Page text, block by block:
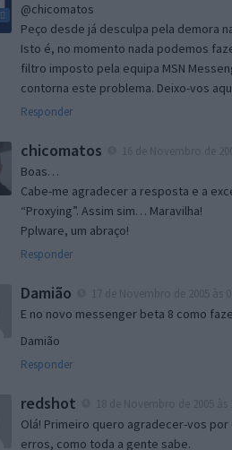
@chicomatos
Peço desde já desculpa pela demora
Isto é, no momento nada podemos
filtro imposto pela equipa MSN
contorna este problema. Deixo-vos
Responder
chicomatos
Boas…
Cabe-me agradecer a resposta e a
“Proxying”. Assim sim… Maravilha!
Pplware, um abraço!
Responder
Damião
E no novo messenger beta 8 como
Damião
Responder
redshot
Olá! Primeiro quero agradecer-vos
erros, como toda a gente sabe.